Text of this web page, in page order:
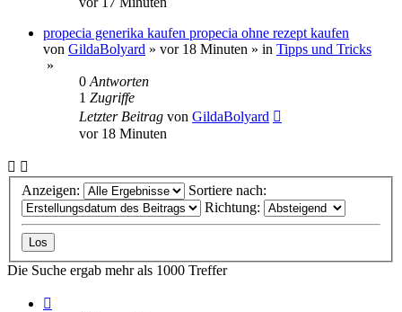
propecia generika kaufen propecia ohne rezept kaufen
von GildaBolyard » vor 18 Minuten » in Tipps und Tricks
»
0 Antworten
1 Zugriffe
Letzter Beitrag von GildaBolyard
vor 18 Minuten
Anzeigen:
Sortiere nach:
Richtung:
Die Suche ergab mehr als 1000 Treffer